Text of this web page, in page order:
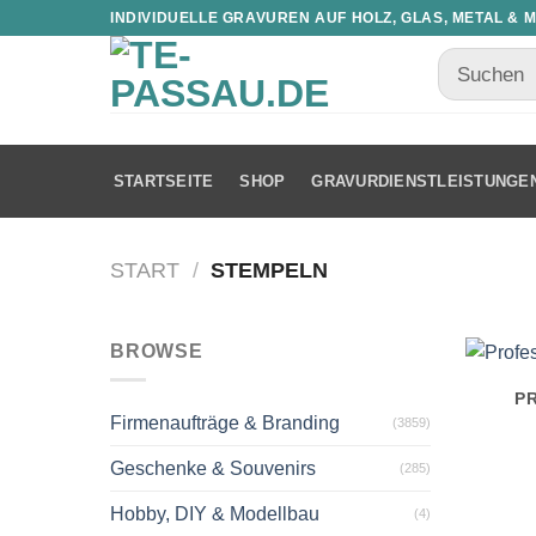
INDIVIDUELLE GRAVUREN AUF HOLZ, GLAS, METAL &
STARTSEITE SHOP
START / STEMPELN
BROWSE
Firmenaufträge & Branding (3859)
Geschenke & Souvenirs (285)
Hobby, DIY & Modellbau (4)